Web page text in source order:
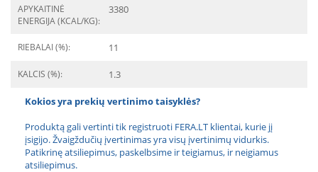
APYKAITINĖ
ENERGIJA (KCAL/KG):
3380
RIEBALAI (%): 11
KALCIS (%): 1.3
Kokios yra prekių vertinimo taisyklės?
Produktą gali vertinti tik registruoti FERA.LT klientai, kurie jį
įsigijo. Žvaigždučių įvertinimas yra visų įvertinimų vidurkis.
Patikrinę atsiliepimus, paskelbsime ir teigiamus, ir neigiamus
atsiliepimus.